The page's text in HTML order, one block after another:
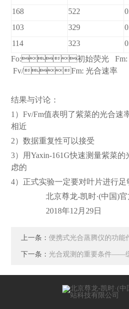
168
522
103
329
114
323
Fo:初始荧光 Fm:
Fv/Fm: 光合速率
结果与讨论：
1）Fv/Fm值表明了紫菜的光合速
相近
2）数据重复性可以接受
3） 用Yaxin-161G快速测量紫菜
虑的
4） 正式实验一定要对叶片进行足
北京尊龙-凯时·(中
2018年12月29日
上一条：便携式光合蒸腾仪的功能
下一条：光合观测的重要条件——